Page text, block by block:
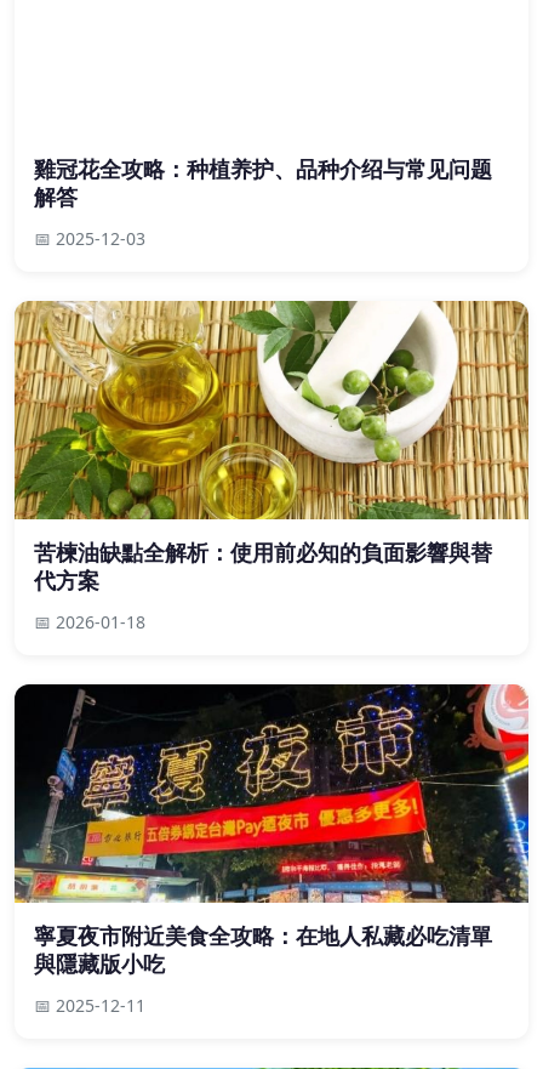
雞冠花全攻略：种植养护、品种介绍与常见问题
解答
📅 2025-12-03
苦楝油缺點全解析：使用前必知的負面影響與替
代方案
📅 2026-01-18
寧夏夜市附近美食全攻略：在地人私藏必吃清單
與隱藏版小吃
📅 2025-12-11